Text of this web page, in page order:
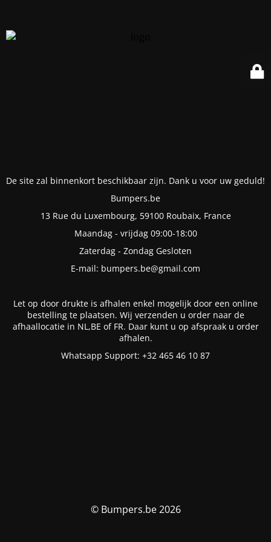
De site zal binnenkort beschikbaar zijn. Dank u voor uw geduld!
Bumpers.be
13 Rue du Luxembourg, 59100 Roubaix, France
Maandag - vrijdag 09:00-18:00
Zaterdag - Zondag Gesloten
E-mail: bumpers.be@gmail.com
Let op door drukte is afhalen enkel mogelijk door een online
bestelling te plaatsen. Wij verzenden u order naar de
afhaallocatie in NL,BE of FR. Daar kunt u op afspraak u order
afhalen.
Whatsapp Support: +32 465 46 10 87
© Bumpers.be 2026